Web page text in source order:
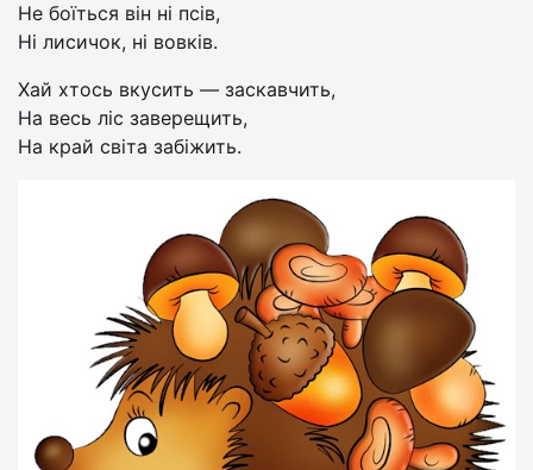
Не боїться він ні псів,
Ні лисичок, ні вовків.
Хай хтось вкусить — заскавчить,
На весь ліс заверещить,
На край світа забіжить.